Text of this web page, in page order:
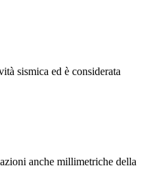
sismica ed è considerata
anche millimetriche della